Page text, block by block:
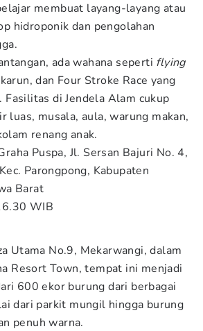
membuat layang-layang atau
hidroponik dan pengolahan
ada wahana seperti flying
dan Four Stroke Race yang
Fasilitas di Jendela Alam cukup
luas, musala, aula, warung makan,
renang anak.
Puspa, Jl. Sersan Bajuri No. 4,
Parongpong, Kabupaten
Barat
WIB
Utama No.9, Mekarwangi, dalam
Resort Town, tempat ini menjadi
600 ekor burung dari berbagai
dari parkit mungil hingga burung
penuh warna.